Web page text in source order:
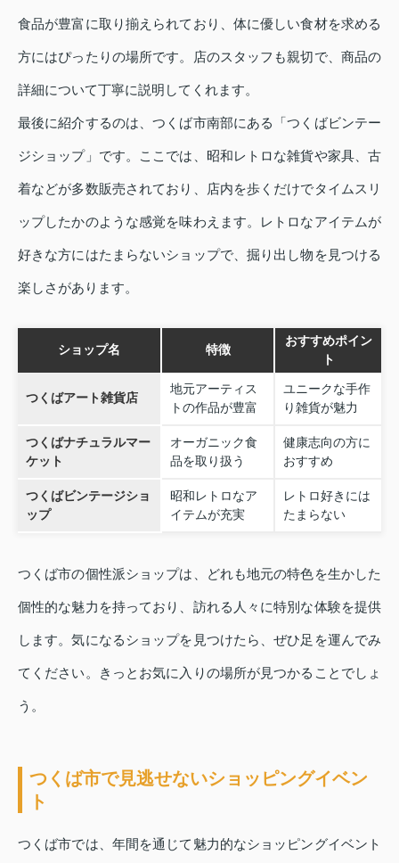
食品が豊富に取り揃えられており、体に優しい食材を求める
方にはぴったりの場所です。店のスタッフも親切で、商品の
詳細について丁寧に説明してくれます。
最後に紹介するのは、つくば市南部にある「つくばビンテー
ジショップ」です。ここでは、昭和レトロな雑貨や家具、古
着などが多数販売されており、店内を歩くだけでタイムスリ
ップしたかのような感覚を味わえます。レトロなアイテムが
好きな方にはたまらないショップで、掘り出し物を見つける
楽しさがあります。
ショップ名 特徴
おすすめポイン
ト
つくばアート雑貨店
地元アーティス
トの作品が豊富
ユニークな手作
り雑貨が魅力
つくばナチュラルマー
ケット
オーガニック食
品を取り扱う
健康志向の方に
おすすめ
つくばビンテージショ
ップ
昭和レトロなア
イテムが充実
レトロ好きには
たまらない
つくば市の個性派ショップは、どれも地元の特色を生かした
個性的な魅力を持っており、訪れる人々に特別な体験を提供
します。気になるショップを見つけたら、ぜひ足を運んでみ
てください。きっとお気に入りの場所が見つかることでしょ
う。
つくば市で見逃せないショッピングイベン
ト
つくば市では、年間を通じて魅力的なショッピングイベント